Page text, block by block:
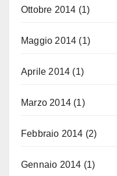
Ottobre 2014 (1)
Maggio 2014 (1)
Aprile 2014 (1)
Marzo 2014 (1)
Febbraio 2014 (2)
Gennaio 2014 (1)